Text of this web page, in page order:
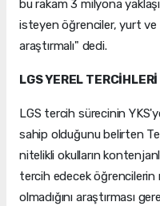
bu rakam 3 milyona
isteyen öğrenciler, yurt ve
araştırmalı" dedi.
LGS YEREL TERCİHLERİ
LGS tercih sürecinin
sahip olduğunu belirten
nitelikli okulların
tercih edecek öğrencilerin
olmadığını araştırması